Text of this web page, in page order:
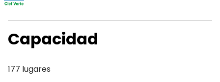
Capacidad
177 lugares